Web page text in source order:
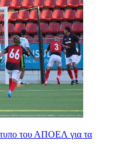
του ΑΠΟΕΛ για τα